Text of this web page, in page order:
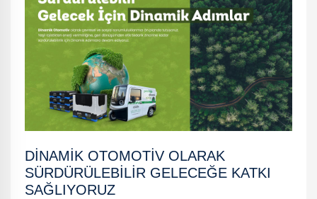
tasarruf sağlar. Sürekli yüksek performans →
Motor her koşulda en verimli sıcaklıkta çalışarak
sürüş keyfini artırır. Kısacası radyatör, motorun
sessiz kahramanıdır. Radyatör ÇeşitleriHer aracın
ihtiyacı farklıdır. Kraftvoll radyatör grubu, geniş
ürün gamıyla farklı kullanım senaryolarına çözüm
soğutulmasında en temel radyatör türüdür. Klima
Radyatörü – Sürücü ve yolcu konforunu artırmak
için klimanın verimli çalışmasını sağlar. Turbo
DINAMIK OTOMOTIV OLARAK
SÜRDÜRÜLEBILIR GELECEĞE KATKI
SAĞLIYORUZ